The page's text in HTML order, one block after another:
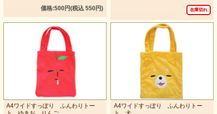
価格:500円(税込 550円)
在庫切れ
A4ワイドすっぽり ふんわりトー
A4ワイドすっぽり ふんわりトー